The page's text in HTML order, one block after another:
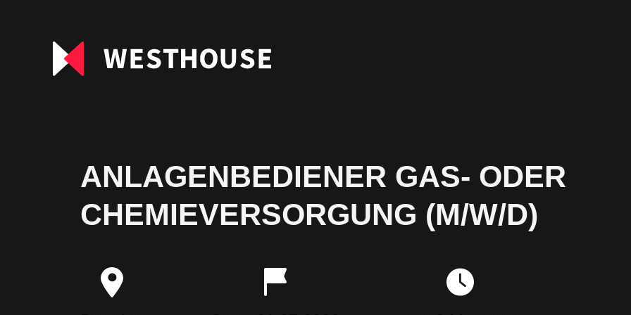
ANLAGENBEDIENER GAS- ODER
CHEMIEVERSORGUNG (M/W/D)